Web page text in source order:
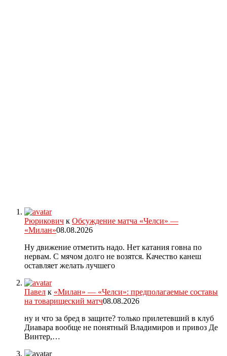
Рюрикович к Обсуждение матча «Челси» —
«Милан»08.08.2026
Ну движение отметить надо. Нет катания говна по
нервам. С мячом долго не возятся. Качество канеш
оставляет желать лучшего
Павел к «Милан» — «Челси»: предполагаемые составы
на товарищеский матч08.08.2026
ну и что за бред в защите? только прилетевший в клуб
Диавара вообще не понятный Владимиров и привоз Де
Винтер,…